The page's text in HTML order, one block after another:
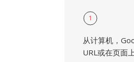
1
从计算机，
URL或在页面